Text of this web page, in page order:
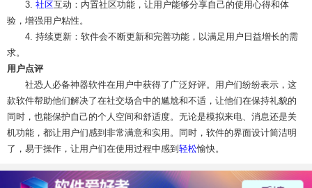
3. 社区互动：内置社区功能，让用户能够分享自己的使用心得和体
验，增强用户粘性。
4. 持续更新：软件会不断更新和完善功能，以满足用户日益增长的需
求。
用户点评
社恐人必备神器软件在用户中获得了广泛好评。用户们纷纷表示，这
款软件帮助他们解决了在社交场合中的尴尬和不适，让他们在保持礼貌的
同时，也能保护自己的个人空间和舒适度。无论是模拟来电、消息还是关
机功能，都让用户们感到非常满意和实用。同时，软件的界面设计简洁明
了，易于操作，让用户们在使用过程中感到 轻松愉快。